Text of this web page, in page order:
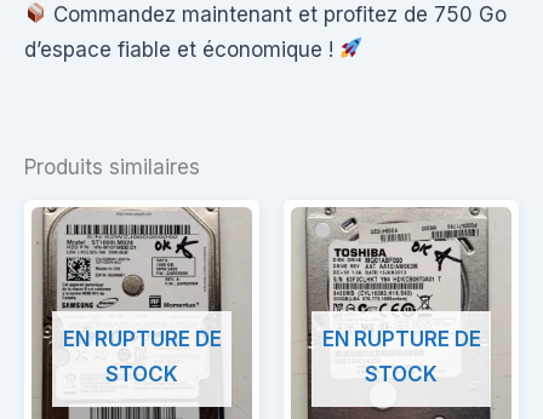
Commandez maintenant et profitez de 750 Go
d’espace fiable et économique !
Produits similaires
EN RUPTURE DE
STOCK
EN RUPTURE DE
STOCK